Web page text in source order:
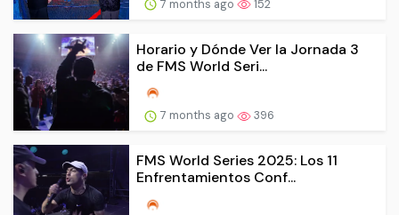
7 months ago 152
Horario y Dónde Ver la Jornada 3
de FMS World Seri...
7 months ago 396
FMS World Series 2025: Los 11
Enfrentamientos Conf...